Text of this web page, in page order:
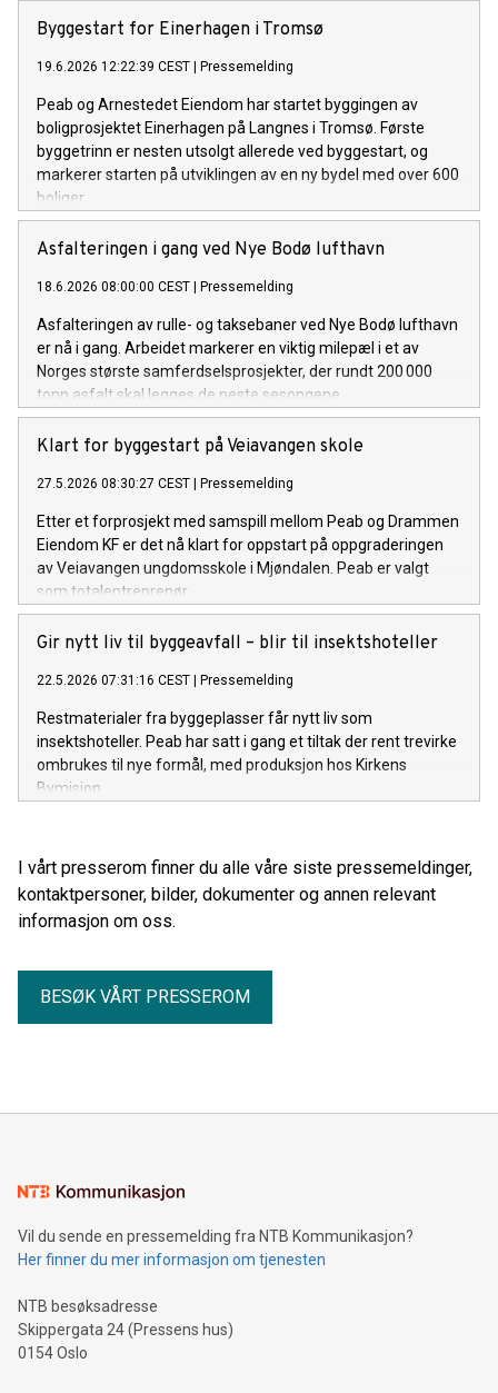
et rekordnivå, sier Jesper Göransson, konsernsjef i Peab.
Byggestart for Einerhagen i Tromsø
19.6.2026 12:22:39 CEST | Pressemelding
Peab og Arnestedet Eiendom har startet byggingen av
boligprosjektet Einerhagen på Langnes i Tromsø. Første
byggetrinn er nesten utsolgt allerede ved byggestart, og
markerer starten på utviklingen av en ny bydel med over 600
boliger.
Asfalteringen i gang ved Nye Bodø lufthavn
18.6.2026 08:00:00 CEST | Pressemelding
Asfalteringen av rulle- og taksebaner ved Nye Bodø lufthavn
er nå i gang. Arbeidet markerer en viktig milepæl i et av
Norges største samferdselsprosjekter, der rundt 200 000
tonn asfalt skal legges de neste sesongene.
Klart for byggestart på Veiavangen skole
27.5.2026 08:30:27 CEST | Pressemelding
Etter et forprosjekt med samspill mellom Peab og Drammen
Eiendom KF er det nå klart for oppstart på oppgraderingen
av Veiavangen ungdomsskole i Mjøndalen. Peab er valgt
som totalentreprenør.
Gir nytt liv til byggeavfall – blir til insektshoteller
22.5.2026 07:31:16 CEST | Pressemelding
Restmaterialer fra byggeplasser får nytt liv som
insektshoteller. Peab har satt i gang et tiltak der rent trevirke
ombrukes til nye formål, med produksjon hos Kirkens
Bymisjon.
I vårt presserom finner du alle våre siste pressemeldinger,
kontaktpersoner, bilder, dokumenter og annen relevant
informasjon om oss.
BESØK VÅRT PRESSEROM
Vil du sende en pressemelding fra NTB Kommunikasjon?
Her finner du mer informasjon om tjenesten
NTB besøksadresse
Skippergata 24 (Pressens hus)
0154 Oslo